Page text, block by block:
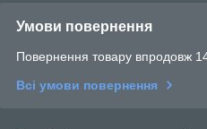
Умови повернення
Повернення товару впродовж
Всі умови повернення